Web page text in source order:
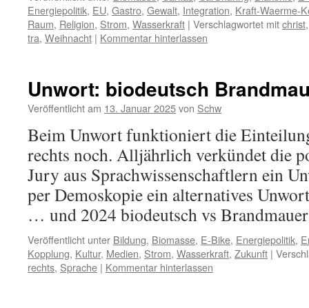
Energiepolitik, EU, Gastro, Gewalt, Integration, Kraft-Waerme-
Raum, Religion, Strom, Wasserkraft | Verschlagwortet mitchrist
tra, Weihnacht | Kommentar hinterlassen
Unwort: biodeutsch
Veröffentlicht am 13. Januar 2025von Schw
Beim Unwort funktioniert die
rechts noch. Alljährlich verkündet die
Jury aus Sprachwissenschaftlern ein
per Demoskopie ein alternatives
… und 2024 biodeutsch vs
Veröffentlicht unter Bildung, Biomasse, E-Bike, Energiepolitik,
Kopplung, Kultur, Medien, Strom, Wasserkraft, Zukunft |
rechts, Sprache | Kommentar hinterlassen